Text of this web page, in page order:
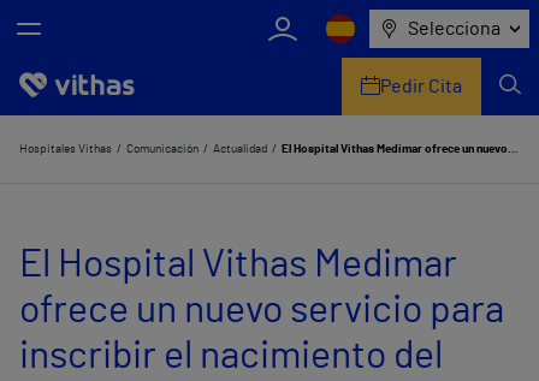
Selecciona
Nosotros
Servicios de salud
Equipo médico y asistencial
Pedir Cita
Hospitales Vithas Comunicación Actualidad El Hospital Vithas Medimar ofrece un nuevo servicio para inscribir el nacimiento del bebé en el Registro Civil desde el propio centro
El Hospital Vithas Medimar
ofrece un nuevo servicio para
inscribir el nacimiento del